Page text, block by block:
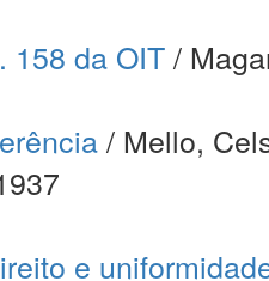
158 da OIT/
/ Mello,
e